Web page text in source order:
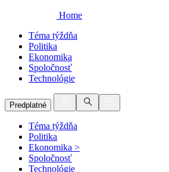
Home
Téma týždňa
Politika
Ekonomika
Spoločnosť
Technológie
Predplatné
Téma týždňa
Politika
Ekonomika >
Spoločnosť
Technológie